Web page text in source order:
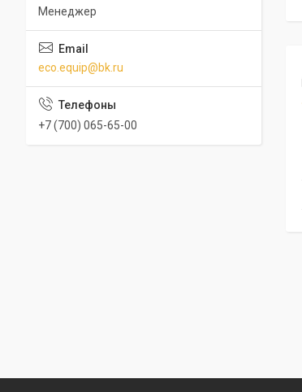
Менеджер
eco.equip@bk.ru
+7 (700) 065-65-00